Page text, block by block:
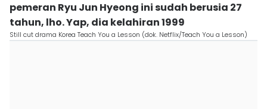
pemeran Ryu Jun Hyeong ini sudah berusia 27
tahun, lho. Yap, dia kelahiran 1999
Still cut drama Korea Teach You a Lesson (dok. Netflix/Teach You a Lesson)